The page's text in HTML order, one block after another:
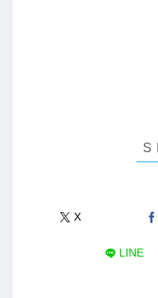
X
LINE